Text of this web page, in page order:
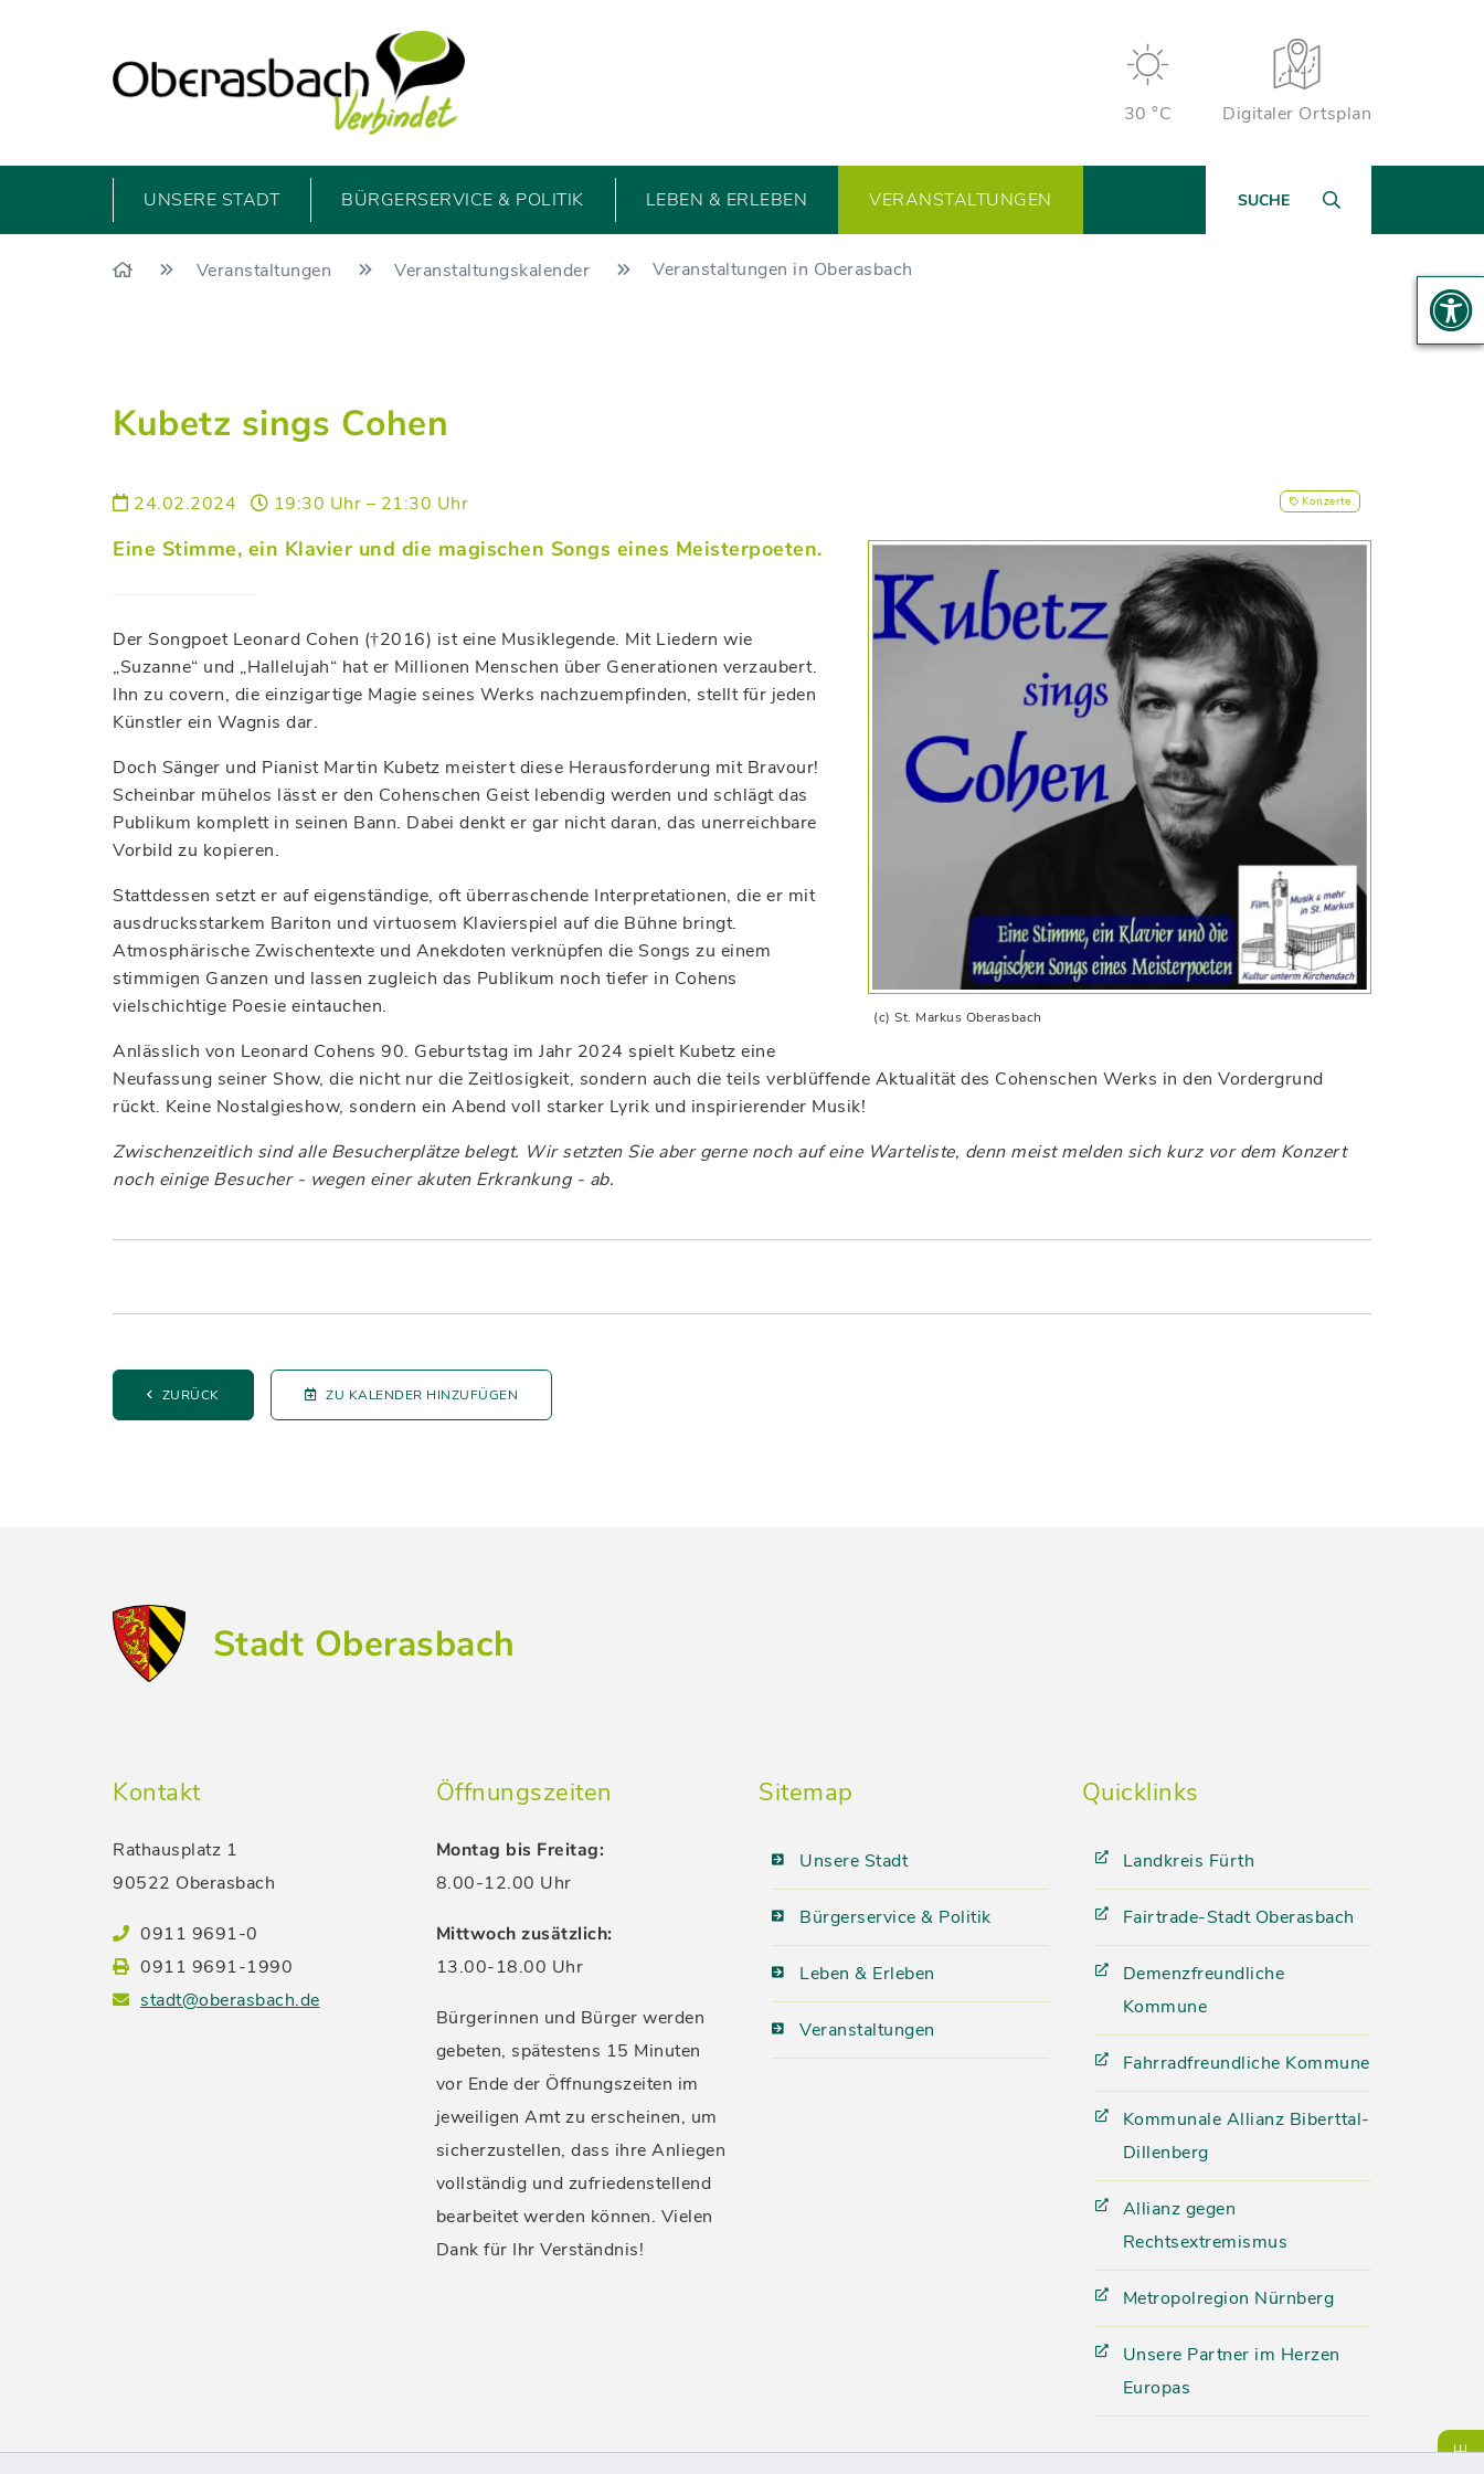
30 °C Digitaler Ortsplan
UNSERE STADT BÜRGERSERVICE & POLITIK LEBEN & ERLEBEN VERANSTALTUNGEN SUCHE
Veranstaltungen Veranstaltungskalender Veranstaltungen in Oberasbach
Kubetz sings Cohen
24.02.2024 19:30 Uhr – 21:30 Uhr Konzerte
(c) St. Markus Oberasbach
Eine Stimme, ein Klavier und die magischen Songs eines Meisterpoeten.
Der Songpoet Leonard Cohen (†2016) ist eine Musiklegende. Mit Liedern wie
„Suzanne“ und „Hallelujah“ hat er Millionen Menschen über Generationen verzaubert.
Ihn zu covern, die einzigartige Magie seines Werks nachzuempfinden, stellt für jeden
Künstler ein Wagnis dar.
Doch Sänger und Pianist Martin Kubetz meistert diese Herausforderung mit Bravour!
Scheinbar mühelos lässt er den Cohenschen Geist lebendig werden und schlägt das
Publikum komplett in seinen Bann. Dabei denkt er gar nicht daran, das unerreichbare
Vorbild zu kopieren.
Stattdessen setzt er auf eigenständige, oft überraschende Interpretationen, die er mit
ausdrucksstarkem Bariton und virtuosem Klavierspiel auf die Bühne bringt.
Atmosphärische Zwischentexte und Anekdoten verknüpfen die Songs zu einem
stimmigen Ganzen und lassen zugleich das Publikum noch tiefer in Cohens
vielschichtige Poesie eintauchen.
Anlässlich von Leonard Cohens 90. Geburtstag im Jahr 2024 spielt Kubetz eine
Neufassung seiner Show, die nicht nur die Zeitlosigkeit, sondern auch die teils verblüffende Aktualität des Cohenschen Werks in den Vordergrund
rückt. Keine Nostalgieshow, sondern ein Abend voll starker Lyrik und inspirierender Musik!
Zwischenzeitlich sind alle Besucherplätze belegt. Wir setzten Sie aber gerne noch auf eine Warteliste, denn meist melden sich kurz vor dem Konzert
noch einige Besucher - wegen einer akuten Erkrankung - ab.
ZURÜCK ZU KALENDER HINZUFÜGEN
Stadt Oberasbach
Kontakt
Rathausplatz 1
90522 Oberasbach
0911 9691-0
0911 9691-1990
stadt@oberasbach.de
Öffnungszeiten
Montag bis Freitag:
8.00-12.00 Uhr
Mittwoch zusätzlich:
13.00-18.00 Uhr
Bürgerinnen und Bürger werden
gebeten, spätestens 15 Minuten
vor Ende der Öffnungszeiten im
jeweiligen Amt zu erscheinen, um
sicherzustellen, dass ihre Anliegen
vollständig und zufriedenstellend
bearbeitet werden können. Vielen
Dank für Ihr Verständnis!
Sitemap
Unsere Stadt
Bürgerservice & Politik
Leben & Erleben
Veranstaltungen
Quicklinks
Landkreis Fürth
Fairtrade-Stadt Oberasbach
Demenzfreundliche
Kommune
Fahrradfreundliche Kommune
Kommunale Allianz Biberttal-
Dillenberg
Allianz gegen
Rechtsextremismus
Metropolregion Nürnberg
Unsere Partner im Herzen
Europas